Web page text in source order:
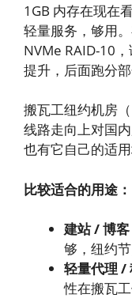
1GB 内存在现在
轻量服务，够用
NVMe RAID-10
提升，后面跑分
搬瓦工纽约机房
线路走向上对国
也有它自己的适用
比较适合的用途：
建站 / 博客
够，纽约
轻量代理 /
性在搬瓦